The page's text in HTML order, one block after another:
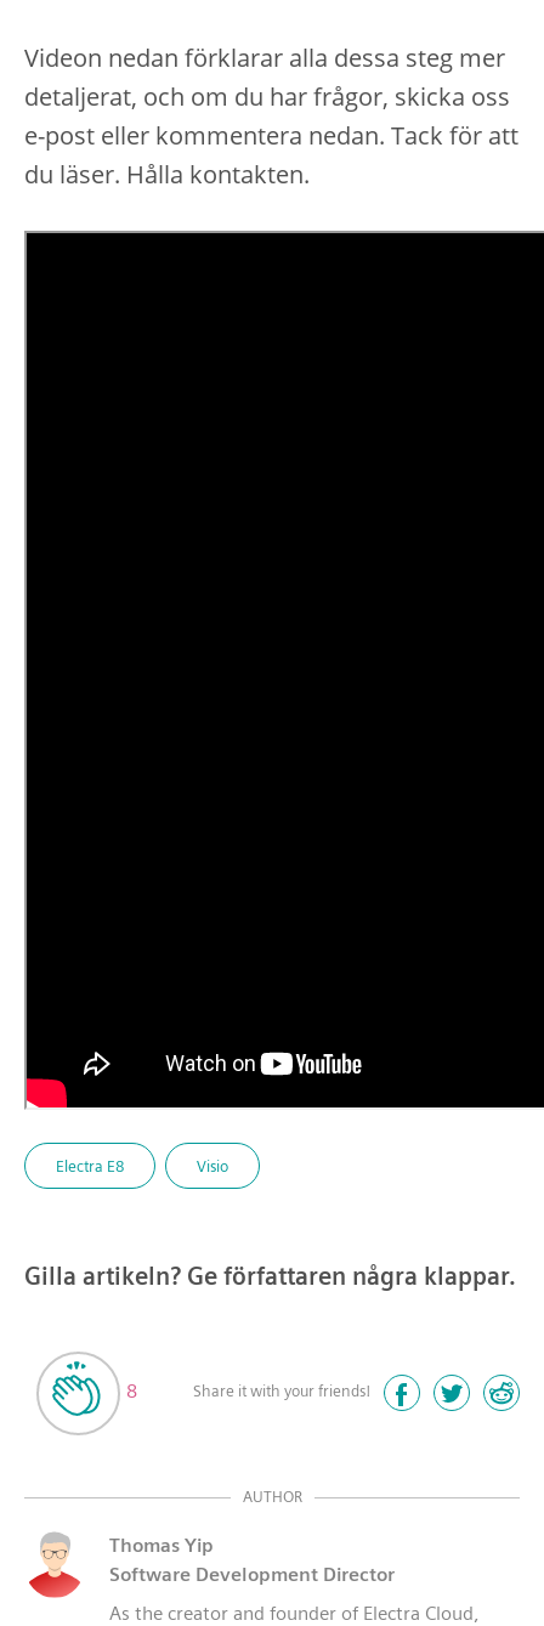
Videon nedan förklarar alla dessa steg mer
detaljerat, och om du har frågor, skicka oss
e-post eller kommentera nedan. Tack för att
du läser. Hålla kontakten.
Electra E8 Visio
Gilla artikeln? Ge författaren några klappar.
8 Share it with your friends!
AUTHOR
Thomas Yip
Software Development Director
As the creator and founder of Electra Cloud,